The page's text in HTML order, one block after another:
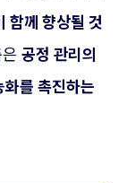
함께 향상될 것
공정 관리의
화를 촉진하는